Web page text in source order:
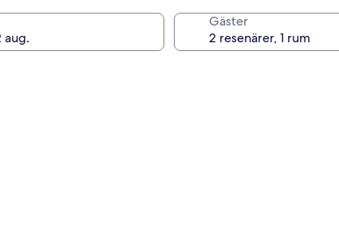
Gäster